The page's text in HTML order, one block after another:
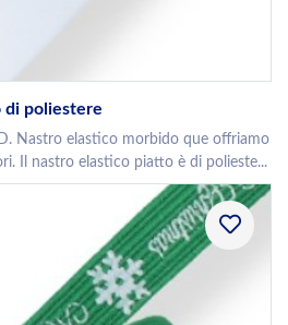
di poliestere
Nastro elastico morbido que offriamo
Il nastro elastico piatto è di polieste...